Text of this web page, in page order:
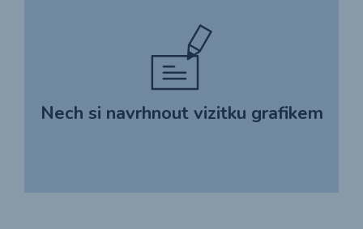
Nech si navrhnout vizitku grafikem